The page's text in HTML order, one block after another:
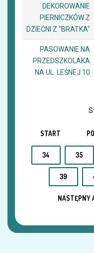
DEKOROWANIE
PIERNICZKÓW Z
DZIEĆNI Z "BRATKA"
PASOWANIE NA
PRZEDSZKOLAKA
NA UL. LEŚNEJ 10
START
34 35
39
NASTĘPNY